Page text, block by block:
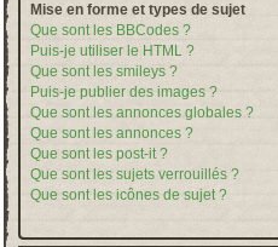
Mise en forme et types de sujet
Que sont les BBCodes ?
Puis-je utiliser le HTML ?
Que sont les smileys ?
Puis-je publier des images ?
Que sont les annonces globales ?
Que sont les annonces ?
Que sont les post-it ?
Que sont les sujets verrouillés ?
Que sont les icônes de sujet ?